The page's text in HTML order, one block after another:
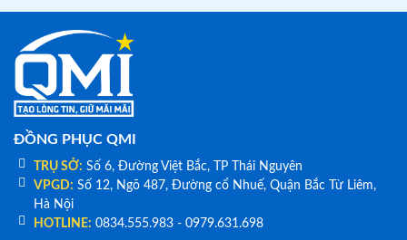
ĐỒNG PHỤC QMI
TRỤ SỞ: Số 6, Đường Việt Bắc, TP Thái Nguyên
VPGD: Số 12, Ngõ 487, Đường cổ Nhuế, Quận Bắc Từ Liêm,
Hà Nội
HOTLINE: 0834.555.983 - 0979.631.698